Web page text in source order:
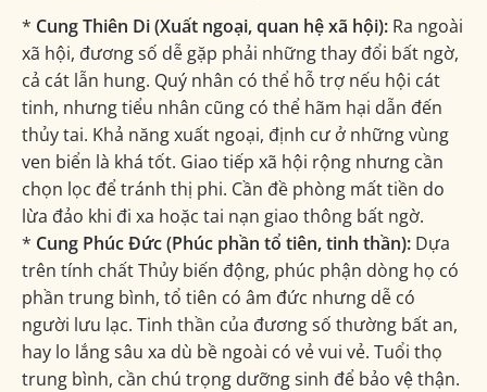
* Cung Thiên Di (Xuất ngoại, quan hệ xã hội): Ra ngoài
xã hội, đương số dễ gặp phải những thay đổi bất ngờ,
cả cát lẫn hung. Quý nhân có thể hỗ trợ nếu hội cát
tinh, nhưng tiểu nhân cũng có thể hãm hại dẫn đến
thủy tai. Khả năng xuất ngoại, định cư ở những vùng
ven biển là khá tốt. Giao tiếp xã hội rộng nhưng cần
chọn lọc để tránh thị phi. Cần đề phòng mất tiền do
lừa đảo khi đi xa hoặc tai nạn giao thông bất ngờ.
* Cung Phúc Đức (Phúc phần tổ tiên, tinh thần): Dựa
trên tính chất Thủy biến động, phúc phận dòng họ có
phần trung bình, tổ tiên có âm đức nhưng dễ có
người lưu lạc. Tinh thần của đương số thường bất an,
hay lo lắng sâu xa dù bề ngoài có vẻ vui vẻ. Tuổi thọ
trung bình, cần chú trọng dưỡng sinh để bảo vệ thận.